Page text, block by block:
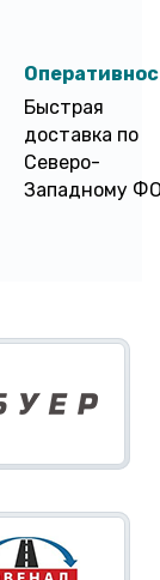
Быстрая
доставка по
Северо-
Западному